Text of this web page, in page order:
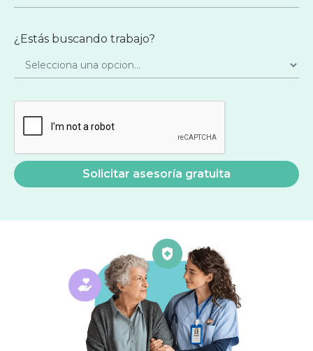
¿Estás buscando trabajo?